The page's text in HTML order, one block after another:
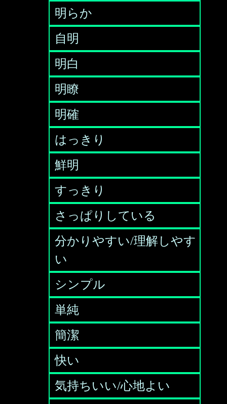
明らか
自明
明白
明瞭
明確
はっきり
鮮明
すっきり
さっぱりしている
分かりやすい/理解しやす
い
シンプル
単純
簡潔
快い
気持ちいい/心地よい